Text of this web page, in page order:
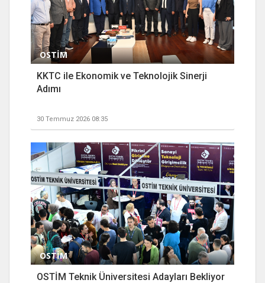
OSTİM
KKTC ile Ekonomik ve Teknolojik Sinerji
Adımı
30 Temmuz 2026 08:35
OSTİM
OSTİM Teknik Üniversitesi Adayları Bekliyor